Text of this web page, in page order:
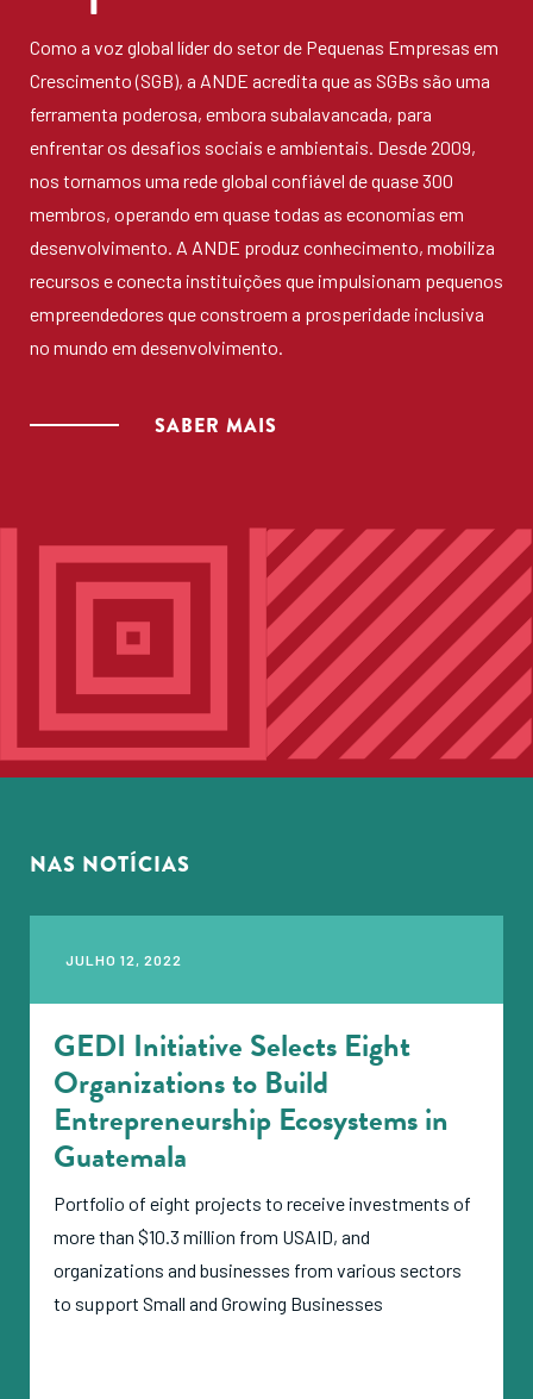
Como a voz global líder do setor de Pequenas Empresas em
Crescimento (SGB), a ANDE acredita que as SGBs são uma
ferramenta poderosa, embora subalavancada, para
enfrentar os desafios sociais e ambientais. Desde 2009,
nos tornamos uma rede global confiável de quase 300
membros, operando em quase todas as economias em
desenvolvimento. A ANDE produz conhecimento, mobiliza
recursos e conecta instituições que impulsionam pequenos
empreendedores que constroem a prosperidade inclusiva
no mundo em desenvolvimento.
SABER MAIS
NAS NOTÍCIAS
JULHO 12, 2022
GEDI Initiative Selects Eight
Organizations to Build
Entrepreneurship Ecosystems in
Guatemala
Portfolio of eight projects to receive investments of
more than $10.3 million from USAID, and
organizations and businesses from various sectors
to support Small and Growing Businesses